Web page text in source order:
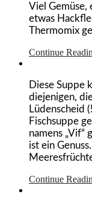
Viel Gemüse,
etwas
Thermomix
Continue
Diese Suppe
diejenigen,
Lüdenscheid
Fischsuppe
namens „Vif“
ist ein
Continue